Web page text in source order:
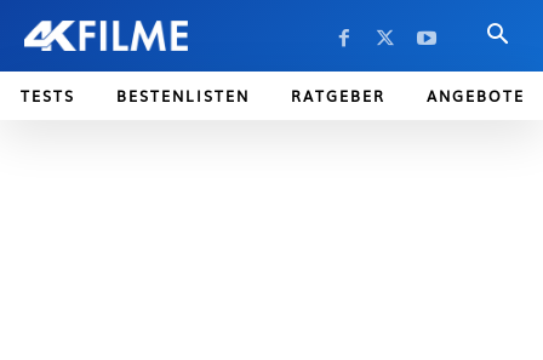
TESTS BESTENLISTEN RATGEBER ANGEBOTE